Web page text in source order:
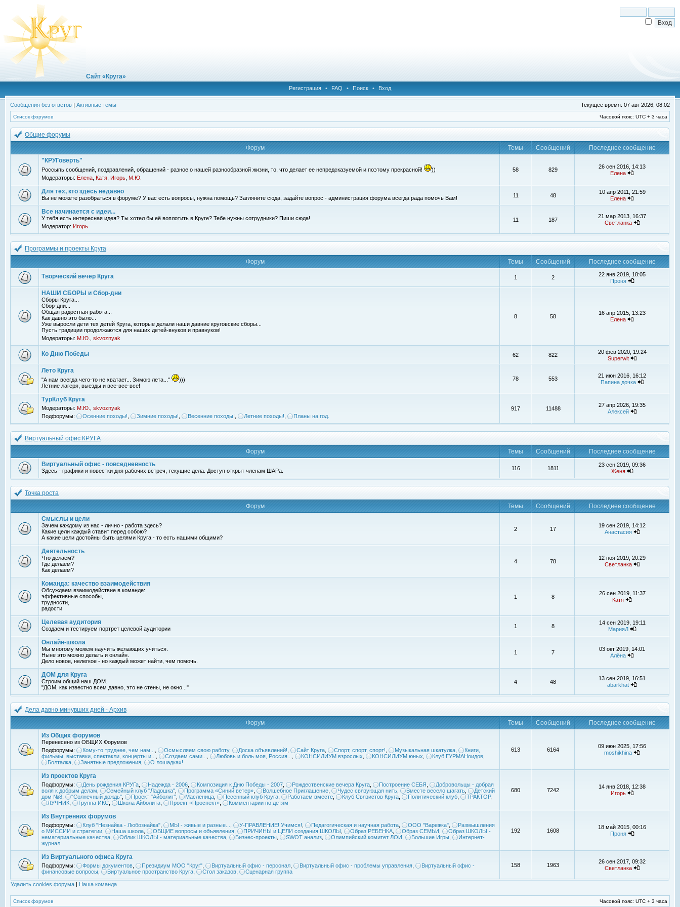
Сайт «Круга»
Регистрация • FAQ • Поиск • Вход
Сообщения без ответов | Активные темы Текущее время: 07 авг 2026, 08:02
Список форумов Часовой пояс: UTC + 3 часа
Общие форумы
Форум
Темы Сообщений
Последнее сообщение
"КРУГоверть"
Россыпь сообщений, поздравлений, обращений - разное о нашей разнообразной жизни, то, что делает ее непредсказуемой и поэтому прекрасной!
))
Модераторы: Елена Катя Игорь М.Ю.
58 829
26 сен 2016, 14:13
Елена
Для тех, кто здесь недавно
Вы не можете разобраться в форуме? У вас есть вопросы, нужна помощь? Загляните сюда, задайте вопрос - администрация форума всегда рада помочь Вам! 11 48
10 апр 2011, 21:59
Елена
Все начинается с идеи...
У тебя есть интересная идея? Ты хотел бы её воплотить в Круге? Тебе нужны сотрудники? Пиши сюда!
Модератор: Игорь
11 187
21 мар 2013, 16:37
Светланка
Программы и проекты Круга
Форум
Темы Сообщений Последнее сообщение
Творческий вечер Круга 1 2
22 янв 2019, 18:05
Проня
НАШИ СБОРЫ и Сбор-дни
Сборы Круга...
Сбор-дни...
Общая радостная работа...
Как давно это было...
Уже выросли дети тех детей Круга, которые делали наши давние круговские сборы...
Пусть традиции продолжаются для наших детей-внуков и правнуков!
Модераторы: М.Ю. skvoznyak
8 58
16 апр 2015, 13:23
Елена
Ко Дню Победы 62 822
20 фев 2020, 19:24
Superwit
Лето Круга
"А нам всегда чего-то не хватает... Зимою лета..."
)))
Летние лагеря, выезды и все-все-все!
78 553
21 июн 2016, 16:12
Папина дочка
ТурКлуб Круга
Модераторы: М.Ю.
skvoznyak
Подфорумы:
Осенние походы! Зимние походы! Весенние походы! Летние походы! Планы на год.
917 11488
27 апр 2026, 19:35
Алексей
Виртуальный офис КРУГА
Форум
Темы Сообщений
Последнее сообщение
Виртуальный офис - повседневность
Здесь - графики и повестки дня рабочих встреч, текущие дела. Доступ открыт членам ШАРа. 116 1811
23 сен 2019, 09:36
Женя
Точка роста
Форум
Темы Сообщений
Последнее сообщение
Смыслы и цели
Зачем каждому из нас - лично - работа здесь?
Какие цели каждый ставит перед собою?
А какие цели достойны быть целями Круга - то есть нашими общими?
2 17
19 сен 2019, 14:12
Анастасия
Деятельность
Что делаем?
Где делаем?
Как делаем?
4 78
12 ноя 2019, 20:29
Светланка
Команда: качество взаимодействия
Обсуждаем взаимодействие в команде:
эффективные способы,
трудности,
радости
1 8
26 сен 2019, 11:37
Катя
Целевая аудитория
Создаем и тестируем портрет целевой аудитории 1 8
14 сен 2019, 19:11
МарияЛ
Онлайн-школа
Мы многому можем научить желающих учиться.
Ныне это можно делать и онлайн.
Дело новое, нелегкое - но каждый может найти, чем помочь.
1 7
03 окт 2019, 14:01
Алёна
ДОМ для Круга
Строим общий наш ДОМ.
"ДОМ, как известно всем давно, это не стены, не окно..."
4 48
13 сен 2019, 16:51
abarkhat
Дела давно минувших дней - Архив
Форум
Темы Сообщений
Последнее сообщение
Из Общих форумов
Перенесено из ОБЩИХ Форумов
Подфорумы:
Кому-то труднее, чем нам... Осмысляем свою работу, Доска объявлений! Сайт Круга Спорт, спорт, спорт! Музыкальная шкатулка
Книги,
фильмы, выставки, спектакли, концерты и...
Создаем сами... Любовь и боль моя, Россия... КОНСИЛИУМ взрослых КОНСИЛИУМ юных Клуб ГУРМАНоидов
Болталка
Занятные предложения О лошадках!
613 6164
09 июн 2025, 17:56
moshikhina
Из проектов Круга
Подфорумы: День рождения КРУГа Надежда - 2006 Композиция к Дню Победы - 2007 Рождественские вечера Круга Построение СЕБЯ
Добровольцы - добрая
воля к добрым делам
Семейный клуб "Ладошка" Программа «Синий ветер» Волшебное Приглашение Чудес связующая нить Вместе весело шагать
Детский
дом №8
"Солнечный дождь" Проект "Айболит" Масленица Песенный клуб Круга Работаем вместе Клуб Связистов Круга Политический клуб ТРАКТОР,
ЛУЧНИК
Группа ИКС Школа Айболита Проект «Проспект» Комментарии по детям
680 7242
14 янв 2018, 12:38
Игорь
Из Внутренних форумов
Подфорумы: Клуб "Незнайка - Любознайка" МЫ - живые и разные... У-ПРАВЛЕНИЕ! Учимся! Педагогическая и научная работа ООО "Варежка"
Размышления
о МИССИИ и стратегии
Наша школа ОБЩИЕ вопросы и объявления ПРИЧИНЫ и ЦЕЛИ создания ШКОЛЫ Образ РЕБЕНКА Образ СЕМЬИ
Образ ШКОЛЫ -
нематериальные качества
Облик ШКОЛЫ - материальные качества Бизнес-проекты SWOT анализ Олимпийский комитет ЛОИ Большие Игры
Интернет-
журнал
192 1608
18 май 2015, 00:16
Проня
Из Виртуального офиса Круга
Подфорумы: Формы документов Президиум МОО "Круг" Виртуальный офис - персонал Виртуальный офис - проблемы управления
Виртуальный офис -
финансовые вопросы
Виртуальное пространство Круга Стол заказов Сценарная группа
158 1963
26 сен 2017, 09:32
Светланка
Удалить cookies форума | Наша команда
Список форумов Часовой пояс: UTC + 3 часа